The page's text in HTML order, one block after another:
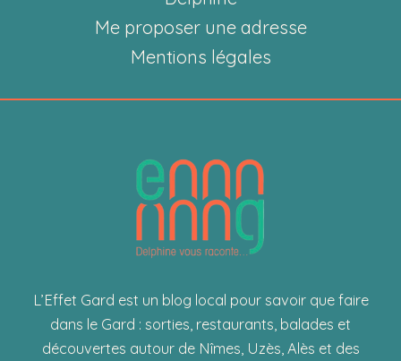
Me proposer une adresse
Mentions légales
L’Effet Gard est un blog local pour savoir que faire
dans le Gard : sorties, restaurants, balades et
découvertes autour de Nîmes, Uzès, Alès et des